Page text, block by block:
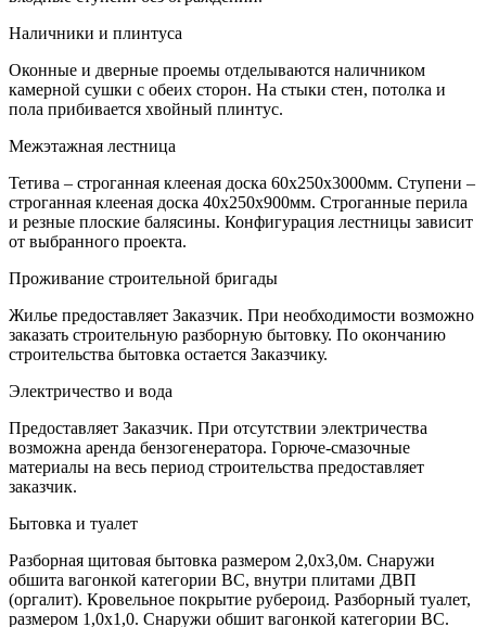
Наличники и плинтуса
Оконные и дверные проемы отделываются наличником
камерной сушки с обеих сторон. На стыки стен, потолка и
пола прибивается хвойный плинтус.
Межэтажная лестница
Тетива – строганная клееная доска 60х250х3000мм. Ступени –
строганная клееная доска 40х250х900мм. Строганные перила
и резные плоские балясины. Конфигурация лестницы зависит
от выбранного проекта.
Проживание строительной бригады
Жилье предоставляет Заказчик. При необходимости возможно
заказать строительную разборную бытовку. По окончанию
строительства бытовка остается Заказчику.
Электричество и вода
Предоставляет Заказчик. При отсутствии электричества
возможна аренда бензогенератора. Горюче-смазочные
материалы на весь период строительства предоставляет
заказчик.
Бытовка и туалет
Разборная щитовая бытовка размером 2,0х3,0м. Снаружи
обшита вагонкой категории ВС, внутри плитами ДВП
(оргалит). Кровельное покрытие рубероид. Разборный туалет,
размером 1,0х1,0. Снаружи обшит вагонкой категории ВС.